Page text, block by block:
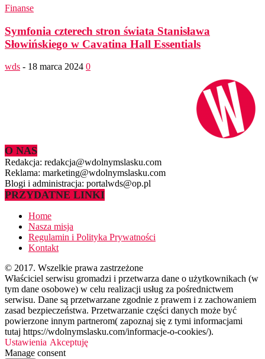
Finanse
Symfonia czterech stron świata Stanisława
Słowińskiego w Cavatina Hall Essentials
wds - 18 marca 2024 0
O NAS
Redakcja: redakcja@wdolnymslasku.com
Reklama: marketing@wdolnymslasku.com
Blogi i administracja: portalwds@op.pl
PRZYDATNE LINKI
Home
Nasza misja
Regulamin i Polityka Prywatności
Kontakt
© 2017. Wszelkie prawa zastrzeżone
Właściciel serwisu gromadzi i przetwarza dane o użytkownikach (w
tym dane osobowe) w celu realizacji usług za pośrednictwem
serwisu. Dane są przetwarzane zgodnie z prawem i z zachowaniem
zasad bezpieczeństwa. Przetwarzanie części danych może być
powierzone innym partnerom( zapoznaj się z tymi informacjami
tutaj https://wdolnymslasku.com/informacje-o-cookies/).
Ustawienia Akceptuję
Manage consent